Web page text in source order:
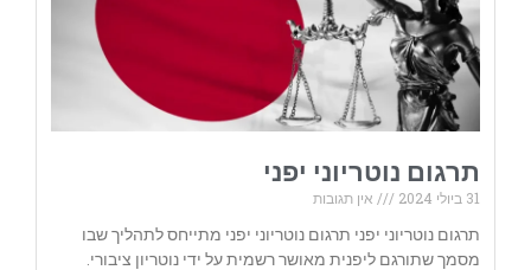
תרגום נוטריוני יפני
31 ביולי 2024
אין תגובות
תרגום נוטריוני יפני תרגום נוטריוני יפני מתייחס לתהליך שבו
מסמך שתורגם ליפנית מאושר רשמית על ידי נוטריון ציבורי.